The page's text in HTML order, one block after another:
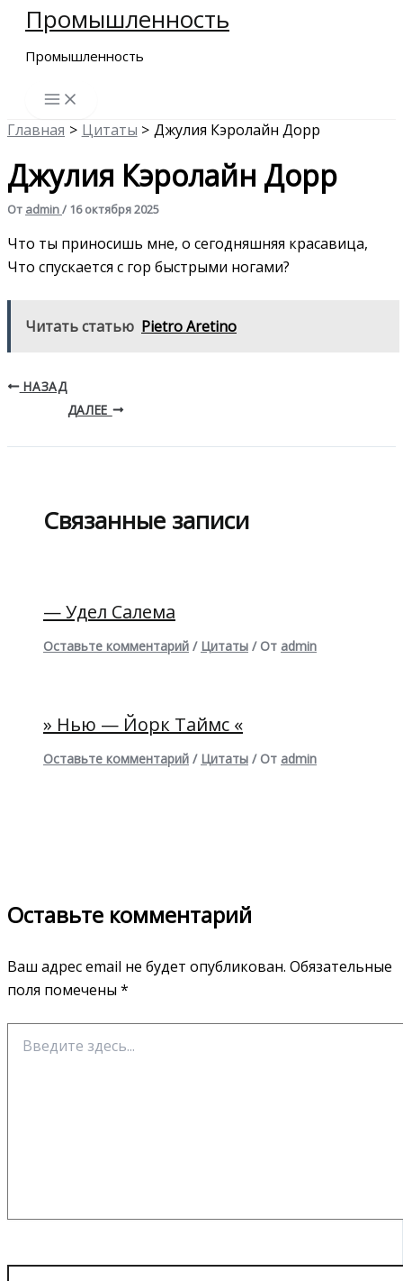
Перейти
содержимому
Промышленность
Промышленность
Главная Цитаты Джулия Кэролайн Дорр
Джулия Кэролайн Дорр
От admin/ 16 октября 2025
Что ты приносишь мне, о сегодняшняя красавица,
Что спускается с гор быстрыми ногами?
Читать статью Pietro Aretino
НАЗАД
ДАЛЕЕ
Связанные записи
— Удел Салема
Оставьте комментарий / Цитаты / От admin
» Нью — Йорк Таймс «
Оставьте комментарий / Цитаты / От admin
Оставьте комментарий
Ваш адрес email не будет опубликован. Обязательные
поля помечены *
здесь...